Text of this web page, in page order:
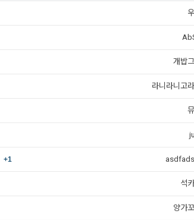
개밥
라니라니고라
+1
석
양가